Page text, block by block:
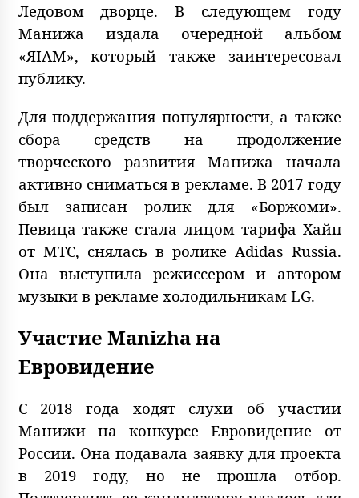
Ледовом дворце. В следующем году
Манижа издала очередной альбом
«ЯIAM», который также заинтересовал
публику.
Для поддержания популярности, а также
сбора средств на продолжение
творческого развития Манижа начала
активно сниматься в рекламе. В 2017 году
был записан ролик для «Боржоми».
Певица также стала лицом тарифа Хайп
от МТС, снялась в ролике Adidas Russia.
Она выступила режиссером и автором
музыки в рекламе холодильникам LG.
Участие Manizha на
Евровидение
С 2018 года ходят слухи об участии
Манижи на конкурсе Евровидение от
России. Она подавала заявку для проекта
в 2019 году, но не прошла отбор.